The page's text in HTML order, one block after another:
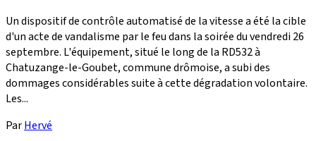
Un dispositif de contrôle automatisé de la vitesse a été la cible
d'un acte de vandalisme par le feu dans la soirée du vendredi 26
septembre. L'équipement, situé le long de la RD532 à
Chatuzange-le-Goubet, commune drômoise, a subi des
dommages considérables suite à cette dégradation volontaire.
Les...
ParHervé